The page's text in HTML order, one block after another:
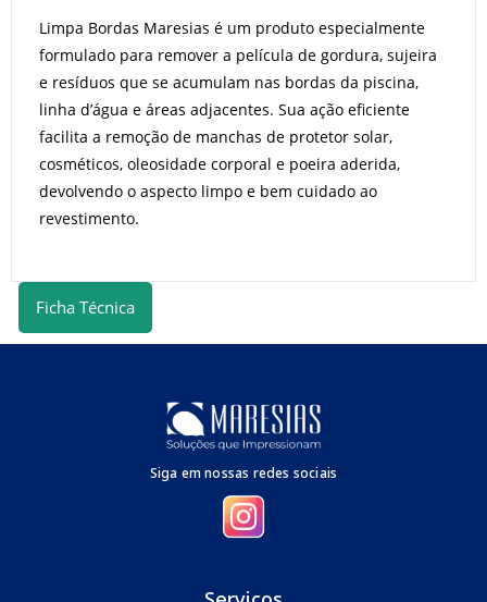
Limpa Bordas Maresias é um produto especialmente
formulado para remover a película de gordura, sujeira
e resíduos que se acumulam nas bordas da piscina,
linha d’água e áreas adjacentes. Sua ação eficiente
facilita a remoção de manchas de protetor solar,
cosméticos, oleosidade corporal e poeira aderida,
devolvendo o aspecto limpo e bem cuidado ao
revestimento.
Ficha Técnica
Siga em nossas redes sociais